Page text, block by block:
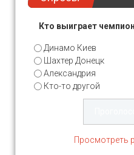
Кто выиграет
Динамо Киев
Шахтер Донецк
Александрия
Кто-то другой
Просмотреть